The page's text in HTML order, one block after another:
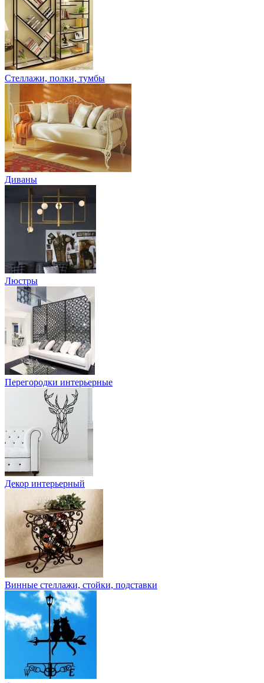
Стеллажи, полки, тумбы
Диваны
Люстры
Перегородки интерьерные
Декор интерьерный
Винные стеллажи, стойки, подставки